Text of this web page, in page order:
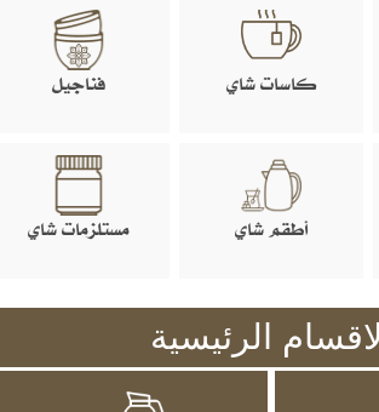
كاسات شاي فناجيل
أطقم شاي مستلزمات شاي
الاقسام الرئيسية